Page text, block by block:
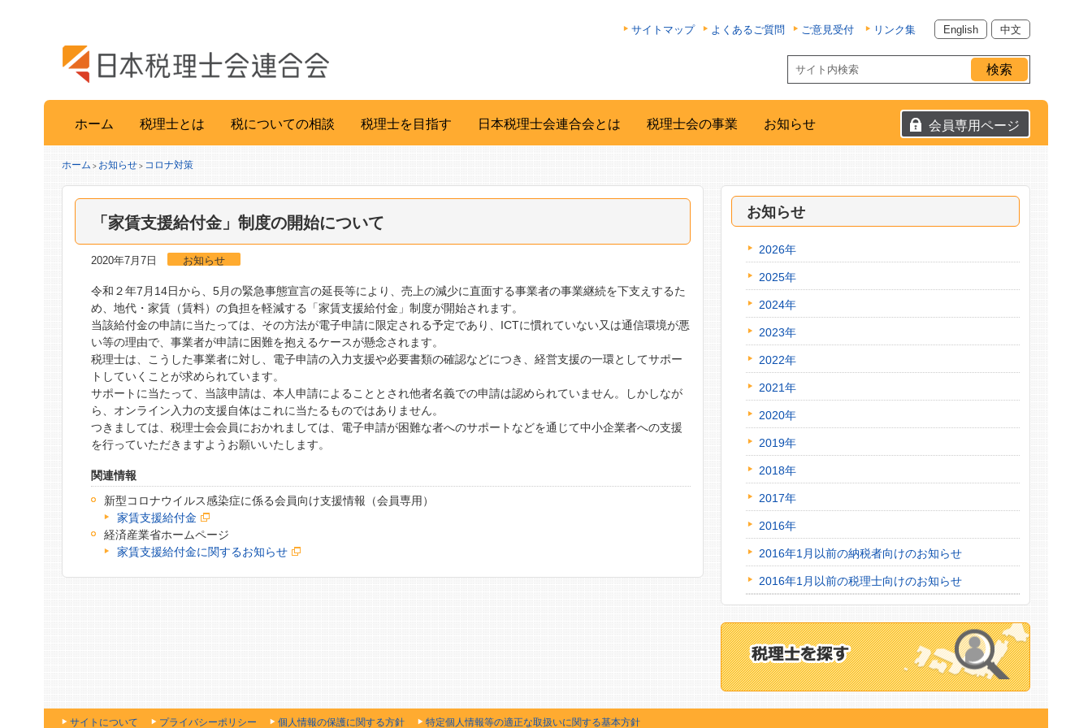
サイトマップ よくあるご質問 ご意見受付 リンク集 English 中文
会員専用ページ
ホーム 税理士とは 税についての相談 税理士を目指す 日本税理士会連合会とは 税理士会の事業 お知らせ
ホーム > お知らせ > コロナ対策
「家賃支援給付金」制度の開始について
2020年7月7日 お知らせ
令和２年7月14日から、5月の緊急事態宣言の延長等により、売上の減少に直面する事業者の事業継続を下支えするた
め、地代・家賃（賃料）の負担を軽減する「家賃支援給付金」制度が開始されます。
当該給付金の申請に当たっては、その方法が電子申請に限定される予定であり、ICTに慣れていない又は通信環境が悪
い等の理由で、事業者が申請に困難を抱えるケースが懸念されます。
税理士は、こうした事業者に対し、電子申請の入力支援や必要書類の確認などにつき、経営支援の一環としてサポー
トしていくことが求められています。
サポートに当たって、当該申請は、本人申請によることとされ他者名義での申請は認められていません。しかしなが
ら、オンライン入力の支援自体はこれに当たるものではありません。
つきましては、税理士会会員におかれましては、電子申請が困難な者へのサポートなどを通じて中小企業者への支援
を行っていただきますようお願いいたします。
関連情報
新型コロナウイルス感染症に係る会員向け支援情報（会員専用）
家賃支援給付金
経済産業省ホームページ
家賃支援給付金に関するお知らせ
お知らせ
2026年
2025年
2024年
2023年
2022年
2021年
2020年
2019年
2018年
2017年
2016年
2016年1月以前の納税者向けのお知らせ
2016年1月以前の税理士向けのお知らせ
サイトについて プライバシーポリシー 個人情報の保護に関する方針 特定個人情報等の適正な取扱いに関する基本方針